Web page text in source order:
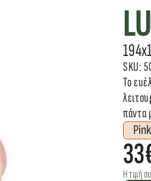
SKU:
To
πάντα
Pink
Η τιμή